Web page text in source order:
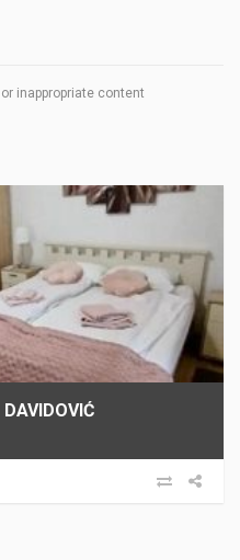
inappropriate content